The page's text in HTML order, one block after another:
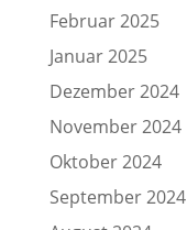
Februar 2025
Januar 2025
Dezember 2024
November 2024
Oktober 2024
September 2024